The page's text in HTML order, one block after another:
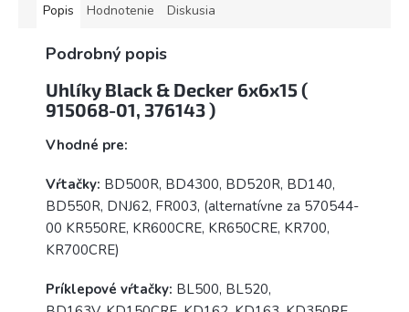
Popis Hodnotenie Diskusia
Podrobný popis
Uhlíky Black & Decker 6x6x15 (
915068-01, 376143 )
Vhodné pre:
Vŕtačky: BD500R, BD4300, BD520R, BD140,
BD550R, DNJ62, FR003, (alternatívne za 570544-
00 KR550RE, KR600CRE, KR650CRE, KR700,
KR700CRE)
Príklepové vŕtačky: BL500, BL520,